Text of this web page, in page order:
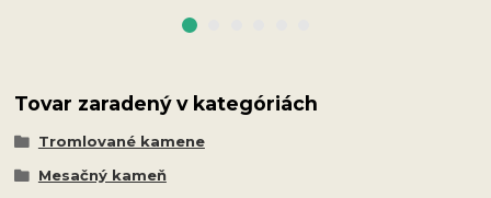
Tovar zaradený v kategóriách
Tromlované kamene
Mesačný kameň